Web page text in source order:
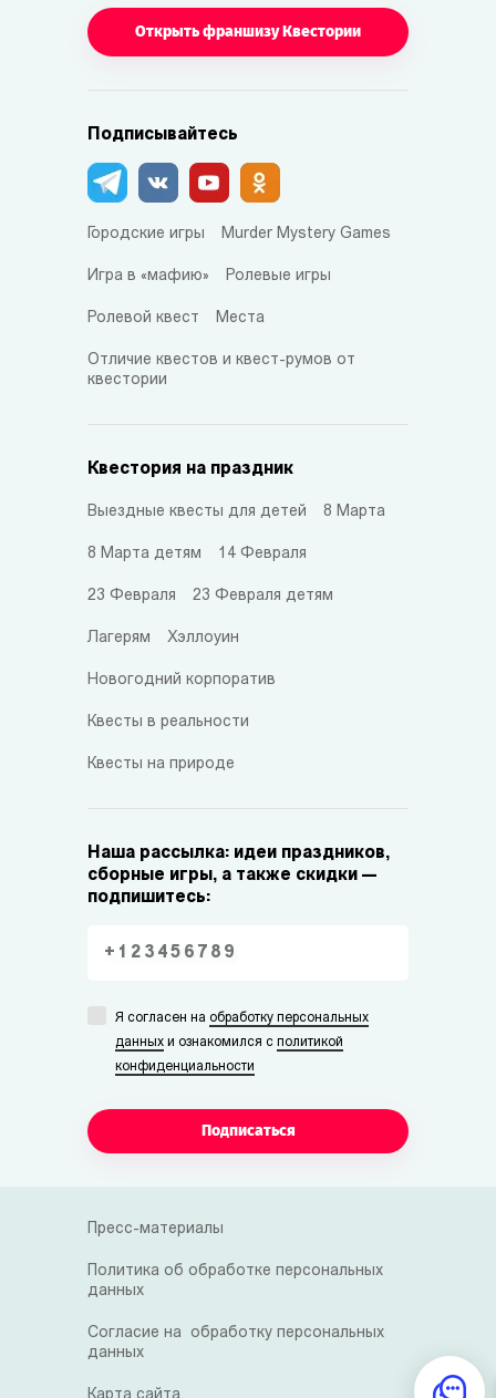
Открыть франшизу Квестории
Подписывайтесь
Городские игры Murder Mystery Games
Игра в «мафию» Ролевые игры
Ролевой квест Места
Отличие квестов и квест-румов от
квестории
Квестория на праздник
Выездные квесты для детей 8 Марта
8 Марта детям 14 Февраля
23 Февраля 23 Февраля детям
Лагерям Хэллоуин
Новогодний корпоратив
Квесты в реальности
Квесты на природе
Наша рассылка: идеи праздников,
сборные игры, а также скидки —
подпишитесь:
Я согласен на обработку персональных
данных и ознакомился с политикой
конфиденциальности
Подписаться
Пресс-материалы
Политика об обработке персональных
данных
Согласие на обработку персональных
данных